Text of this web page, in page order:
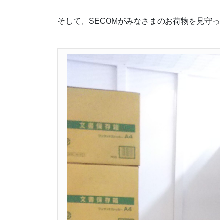
そして、SECOMがみなさまのお荷物を見守